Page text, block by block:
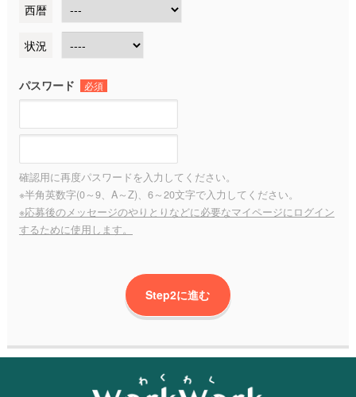
西暦
状況
パスワード 必須
確認用に再度パスワードを入力してください。
※半角英数字(0～9、A～Z)、6～20文字で入力してください。
※応募後のメッセージのやりとりなどに必要なマイページにログイン
するために使用します。